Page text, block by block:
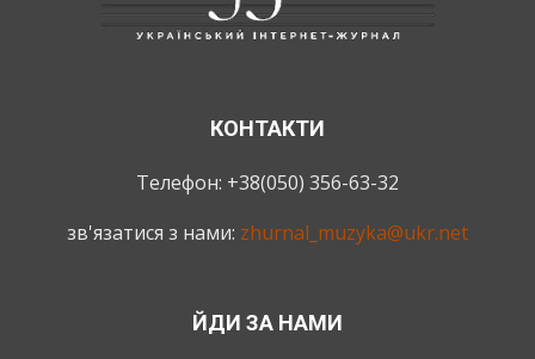
КОНТАКТИ
Телефон: +38(050) 356-63-32
зв'язатися з нами: zhurnal_muzyka@ukr.net
ЙДИ ЗА НАМИ